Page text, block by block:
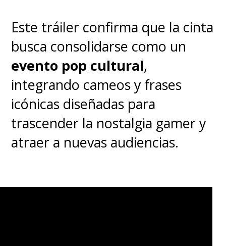
Este tráiler confirma que la cinta
busca consolidarse como un
evento pop cultural,
integrando cameos y frases
icónicas diseñadas para
trascender la nostalgia gamer y
atraer a nuevas audiencias.